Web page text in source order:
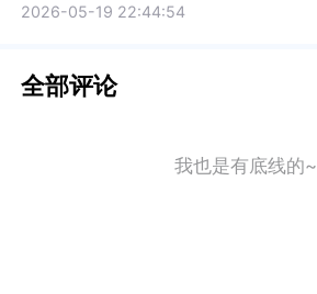
2026-05-19 22:44:54
全部评论
我也是有底线的~